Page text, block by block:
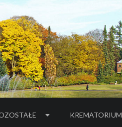
KREMATORIUM